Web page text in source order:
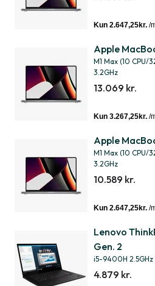
Apple
M1 Max (10 CPU/
3.2GHz
13.069 kr.
Apple
M1 Max (10 CPU/
3.2GHz
10.589 kr.
Lenovo
Gen. 2
i5-9400H 2.5GHz
4.879 kr.